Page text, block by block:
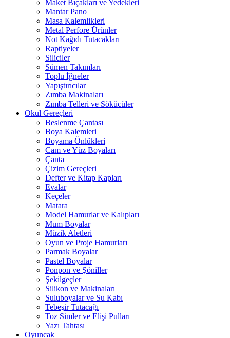
Maket Bıçakları ve Yedekleri
Mantar Pano
Masa Kalemlikleri
Metal Perfore Ürünler
Not Kağıdı Tutacakları
Raptiyeler
Siliciler
Sümen Takımları
Toplu İğneler
Yapıştırıcılar
Zımba Makinaları
Zımba Telleri ve Sökücüler
Okul Gereçleri
Beslenme Çantası
Boya Kalemleri
Boyama Önlükleri
Cam ve Yüz Boyaları
Çanta
Çizim Gereçleri
Defter ve Kitap Kapları
Evalar
Keçeler
Matara
Model Hamurlar ve Kalıpları
Mum Boyalar
Müzik Aletleri
Oyun ve Proje Hamurları
Parmak Boyalar
Pastel Boyalar
Ponpon ve Şöniller
Şekilgeçler
Silikon ve Makinaları
Suluboyalar ve Su Kabı
Tebeşir Tutacağı
Toz Simler ve Elişi Pulları
Yazı Tahtası
Oyuncak